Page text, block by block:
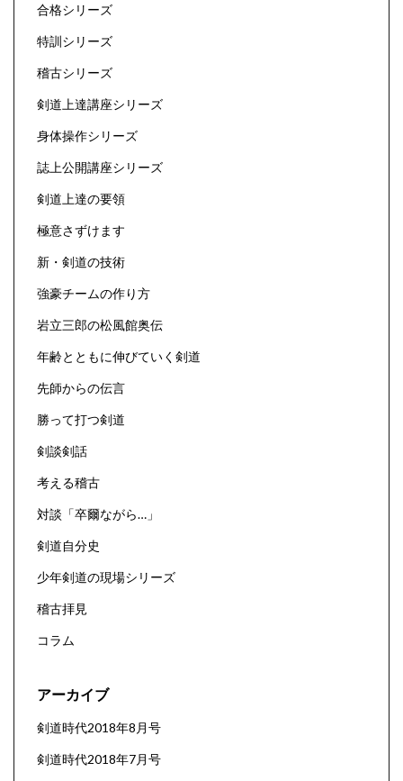
合格シリーズ
特訓シリーズ
稽古シリーズ
剣道上達講座シリーズ
身体操作シリーズ
誌上公開講座シリーズ
剣道上達の要領
極意さずけます
新・剣道の技術
強豪チームの作り方
岩立三郎の松風館奥伝
年齢とともに伸びていく剣道
先師からの伝言
勝って打つ剣道
剣談剣話
考える稽古
対談「卒爾ながら…」
剣道自分史
少年剣道の現場シリーズ
稽古拝見
コラム
アーカイブ
剣道時代2018年8月号
剣道時代2018年7月号